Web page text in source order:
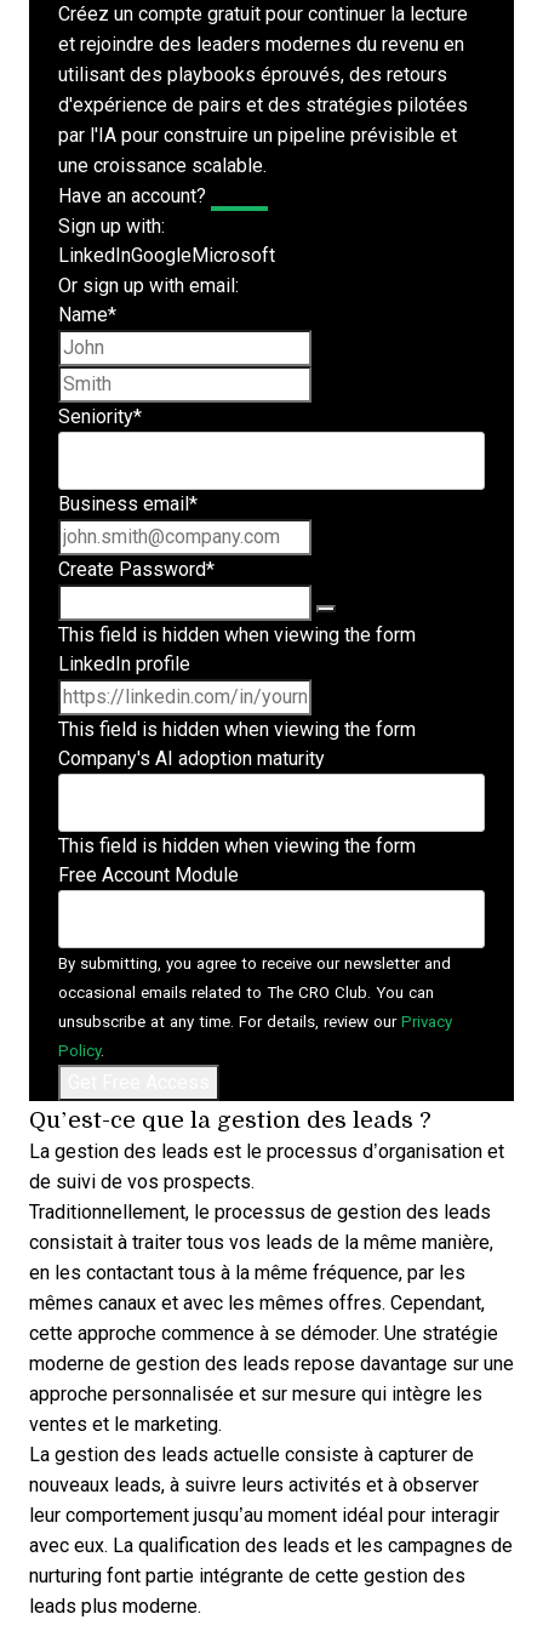
Créez un compte gratuit pour continuer la lecture
et rejoindre des leaders modernes du revenu en
utilisant des playbooks éprouvés, des retours
d'expérience de pairs et des stratégies pilotées
par l'IA pour construire un pipeline prévisible et
une croissance scalable.
Have an account?
Sign up with:
LinkedInGoogleMicrosoft
Or sign up with email:
Name*
Seniority*
Business email *
Create Password*
This field is hidden when viewing the form
LinkedIn profile
This field is hidden when viewing the form
Company's AI adoption maturity
This field is hidden when viewing the form
Free Account Module
By submitting, you agree to receive our newsletter and
occasional emails related to The CRO Club. You can
unsubscribe at any time. For details, review our Privacy
Policy.
Qu’est-ce que la gestion des leads ?
La gestion des leads est le processus d’organisation et
de suivi de vos prospects.
Traditionnellement, le processus de gestion des leads
consistait à traiter tous vos leads de la même manière,
en les contactant tous à la même fréquence, par les
mêmes canaux et avec les mêmes offres. Cependant,
cette approche commence à se démoder. Une stratégie
moderne de gestion des leads repose davantage sur une
approche personnalisée et sur mesure qui intègre les
ventes et le marketing.
La gestion des leads actuelle consiste à capturer de
nouveaux leads, à suivre leurs activités et à observer
leur comportement jusqu’au moment idéal pour interagir
avec eux. La qualification des leads et les campagnes de
nurturing font partie intégrante de cette gestion des
leads plus moderne.